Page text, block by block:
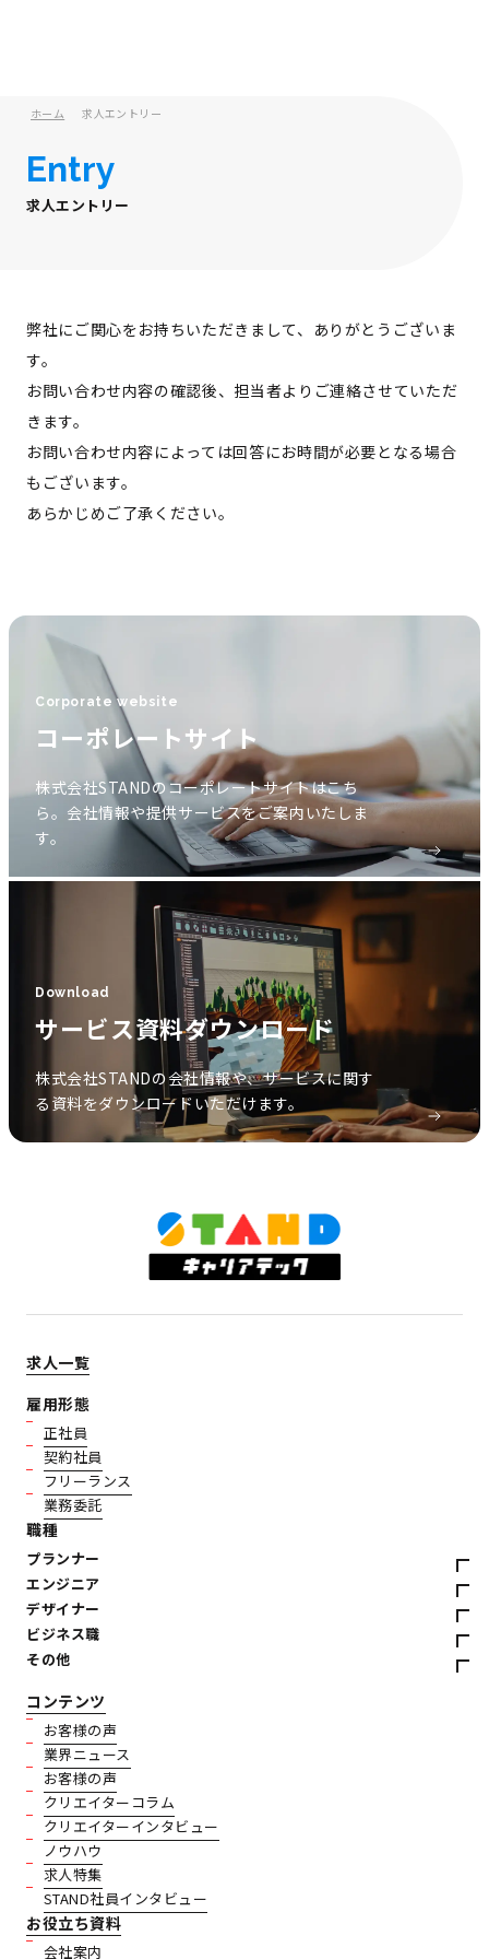
ホーム 求人エントリー
Entry
求人エントリー
弊社にご関心をお持ちいただきまして、ありがとうございま
す。
お問い合わせ内容の確認後、担当者よりご連絡させていただ
きます。
お問い合わせ内容によっては回答にお時間が必要となる場合
もございます。
あらかじめご了承ください。
Corporate website
コーポレートサイト
株式会社STANDのコーポレートサイトはこち
ら。会社情報や提供サービスをご案内いたしま
す。
Download
サービス資料ダウンロード
株式会社STANDの会社情報や、サービスに関す
る資料をダウンロードいただけます。
求人一覧
雇用形態
正社員
契約社員
フリーランス
業務委託
職種
プランナー
エンジニア
デザイナー
ビジネス職
その他
コンテンツ
お客様の声
業界ニュース
お客様の声
クリエイターコラム
クリエイターインタビュー
ノウハウ
求人特集
STAND社員インタビュー
お役立ち資料
会社案内